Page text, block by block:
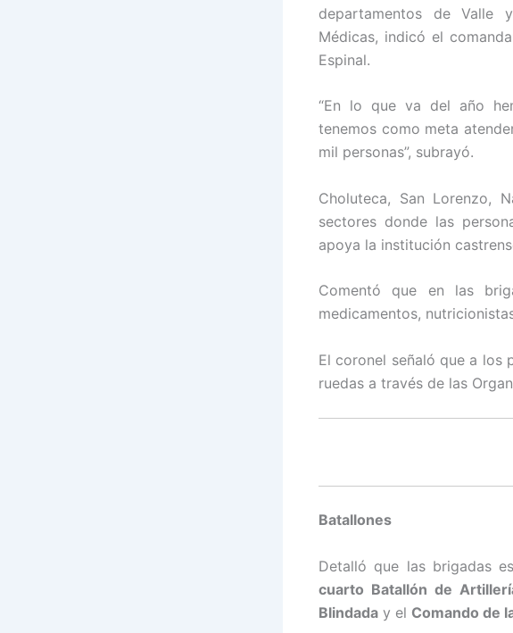
departamentos de Valle
Médicas, indicó el
Espinal.
“En lo que va del año
tenemos como meta
mil personas”, subrayó.
Choluteca, San Lorenzo,
sectores donde las
apoya la institución
Comentó que en las
medicamentos,
El coronel señaló que a los
ruedas a través de las
Batallones
Detalló que las brigadas
cuarto Batallón de
Blindada y el Comando de